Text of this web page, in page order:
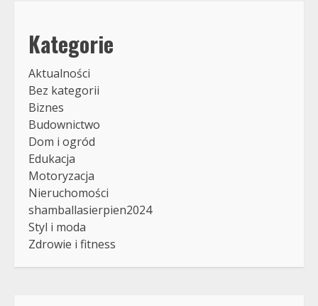
Kategorie
Aktualności
Bez kategorii
Biznes
Budownictwo
Dom i ogród
Edukacja
Motoryzacja
Nieruchomości
shamballasierpien2024
Styl i moda
Zdrowie i fitness